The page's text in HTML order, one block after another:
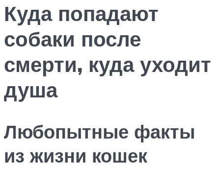
Куда попадают
собаки после
смерти, куда уходит
душа
Любопытные факты
из жизни кошек